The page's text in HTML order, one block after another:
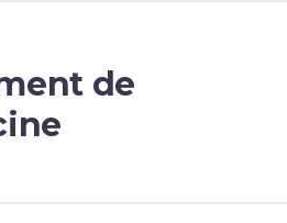
de